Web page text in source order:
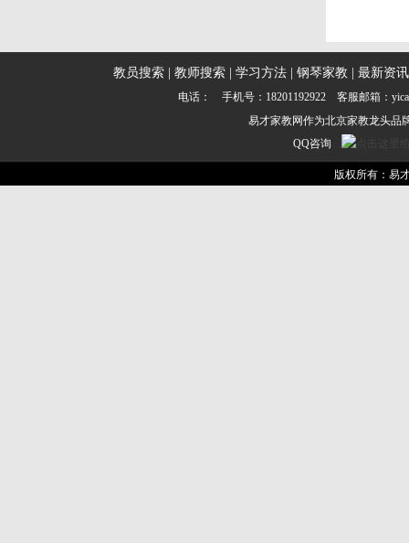
教员搜索 教师搜索 学习方法 钢琴家教 最新资讯
电话： 手机号：18201192922 客服邮箱：
易才家教网作为北京家教龙头品
QQ咨询
作为 北京家教
一家教服务
版权所有：